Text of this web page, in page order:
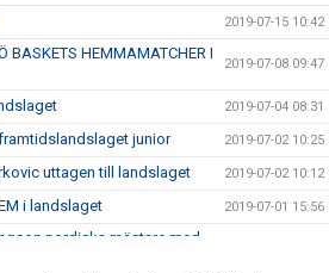
2019-07-15 10:42
BASKETS HEMMAMATCHER I
2019-07-08 09:47
2019-07-04 08:31
junior 2019-07-02 10:25
uttagen till landslaget 2019-07-02 10:12
i landslaget 2019-07-01 15:56
nordiska mästare med